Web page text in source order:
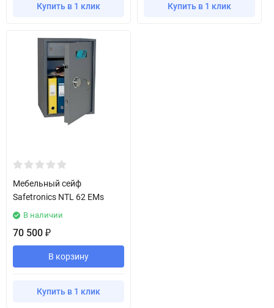
Купить в 1 клик Купить в 1 клик
Мебельный сейф
Safetronics NTL 62 EMs
В наличии
70 500 ₽
В корзину
Купить в 1 клик